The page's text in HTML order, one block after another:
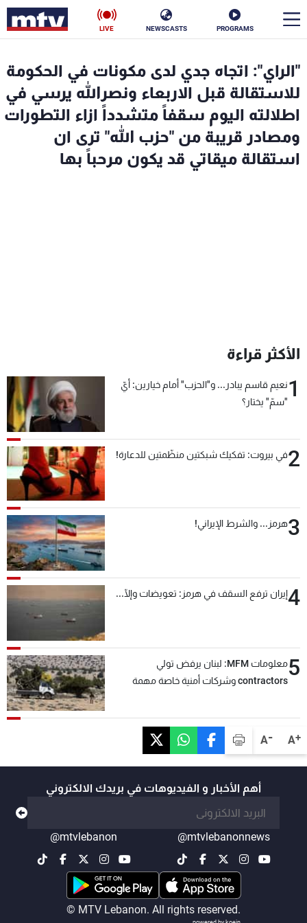
PROGRAMS
NEWSCASTS
LIVE
A+
A-
"الراي": اتجاه جدي لدى مكونات في الحكومة
للاستقالة قبل الاربعاء ونصرالله يرسي في
اطلالته اليوم سقفاً متشدداً ازاء التطورات
ومصادر قريبة من "حزب الله" ترى ان
استقالة ميقاتي قد يكون مرحباً بها
الأكثر قراءة
1نعيم قاسم يبادر... و"الحزب" أمام خيارين: أيّ
"سمّ" يختار؟
2في بيروت: تفكيك شبكتين منظّمتين للدعارة!
3هرمز... والشرط الإيراني!
4إيران ترفع السقف في هرمز: تعويضات وإلّا...
5
معلومات MFM: لبنان يرفض تولي
contractors وشركات أمنية خاصة مهمة
أهم الأخبار و الفيديوهات في بريدك الالكتروني
@mtvlebanonnews
@mtvlebanon
© MTV Lebanon. All rights reserved.
الأخبار
سياسة ناس
إقتصاد فن
عن MTV
الإنـتـاج
وظائف
سياسة الخصوصية